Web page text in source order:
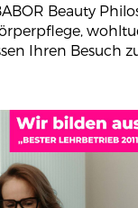
Beauty
Ihren Besuch